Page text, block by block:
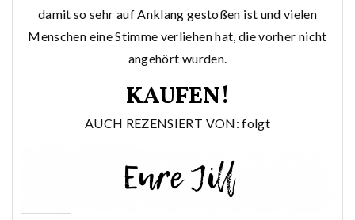
damit so sehr auf Anklang gestoßen ist und vielen
Menschen eine Stimme verliehen hat, die vorher nicht
angehört wurden.
KAUFEN!
AUCH REZENSIERT VON: folgt